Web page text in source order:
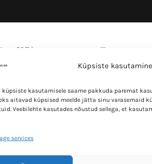
Küpsiste kasutamine
küpsiste kasutamisele saame pakkuda paremat
aitavad küpsised meelde jätta sinu varasemaid
Veebilehte kasutades nõustud sellega, et
services